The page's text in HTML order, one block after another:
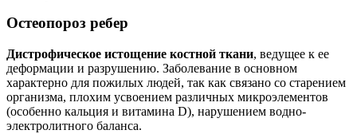
Остеопороз ребер
Дистрофическое истощение костной ткани, ведущее к ее
деформации и разрушению. Заболевание в основном
характерно для пожилых людей, так как связано со старением
организма, плохим усвоением различных микроэлементов
(особенно кальция и витамина D), нарушением водно-
электролитного баланса.